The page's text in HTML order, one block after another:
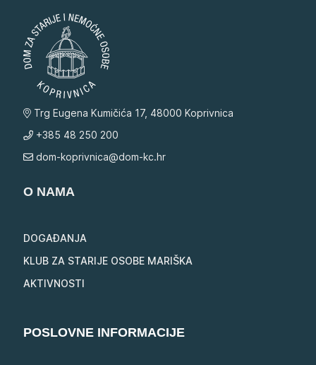
Trg Eugena Kumičića 17, 48000 Koprivnica
+385 48 250 200
dom-koprivnica@dom-kc.hr
O NAMA
DOGAĐANJA
KLUB ZA STARIJE OSOBE MARIŠKA
AKTIVNOSTI
POSLOVNE INFORMACIJE